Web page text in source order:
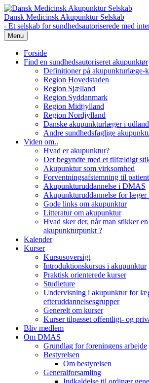
Dansk Medicinsk Akupunktur Selskab
- Et selskab for sundhedsautoriserede med
Menu
Forside
Find en sundhedsautoriseret akupunktør
Definitioner på akupunkturlæge-
Region Hovedstaden
Region Sjælland
Region Syddanmark
Region Midtjylland
Region Nordjylland
Danske akupunkturlæger i
Andre sundhedsfaglige
Viden om..
Hvad er akupunktur?
Det begyndte med et tilfældigt
Akupunktur som virksomhed
Forventningsafstemning til
Akupunkturuddannelse i DMAS
Akupunkturuddannelse for læger
Gode links om akupunktur
Litteratur om akupunktur
Hvad sker der, når man stikker
akupunkturpunkt ?
Kalender
Kurser
Kursusoversigt
Introduktionskursus i akupunktur
Praktisk orienterede kurser
Studieture
Undervisning i akupunktur for
efteruddannelsesgrupper
Generelt om kurser
Kurser tilpasset offentligt- og
Bliv medlem
Om DMAS
Grundlag for foreningens arbejde
Bestyrelsen
Om bestyrelsen
Generalforsamling
Indkaldelse til ordinær